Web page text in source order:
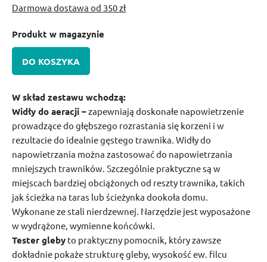
Darmowa dostawa od 350 zł
Produkt w magazynie
DO KOSZYKA
W skład zestawu wchodzą:
Widły do aeracji –zapewniają doskonałe napowietrzenie
prowadzące do głębszego rozrastania się korzeni i w
rezultacie do idealnie gęstego trawnika. Widły do
napowietrzania można zastosować do napowietrzania
mniejszych trawników. Szczególnie praktyczne są w
miejscach bardziej obciążonych od reszty trawnika, takich
jak ścieżka na taras lub ścieżynka dookoła domu.
Wykonane ze stali nierdzewnej. Narzędzie jest wyposażone
w wydrążone, wymienne końcówki.
Tester gleby to praktyczny pomocnik, który zawsze
dokładnie pokaże strukturę gleby, wysokość ew. filcu